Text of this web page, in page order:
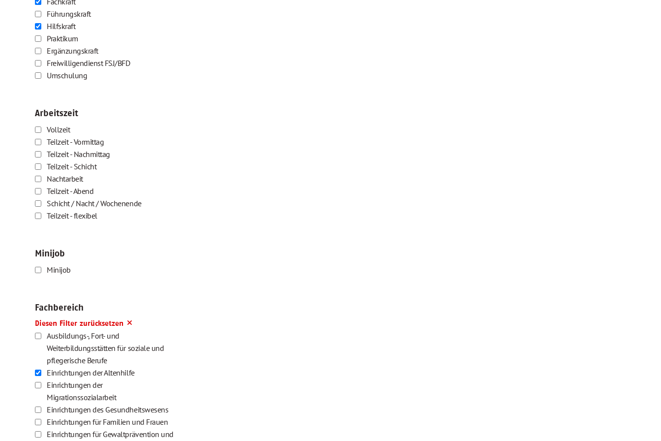
Führungskraft
Hilfskraft
Praktikum
Ergänzungskraft
Freiwilligendienst FSJ/BFD
Umschulung
Arbeitszeit
Vollzeit
Teilzeit - Vormittag
Teilzeit - Nachmittag
Teilzeit - Schicht
Nachtarbeit
Teilzeit - Abend
Schicht / Nacht / Wochenende
Teilzeit - flexibel
Minijob
Minijob
Fachbereich
Diesen Filter zurücksetzen
Ausbildungs-, Fort- und
Weiterbildungsstätten für soziale und
pflegerische Berufe
Einrichtungen der Altenhilfe
Einrichtungen der
Migrationssozialarbeit
Einrichtungen des Gesundheitswesens
Einrichtungen für Familien und Frauen
Einrichtungen für Gewaltprävention und